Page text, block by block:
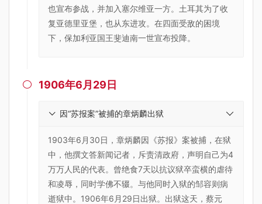
也宣布参战，并加入塞尔维亚一方。土耳其为了收
复亚德里亚堡，也从东进攻。在四面受敌的困境
下，保加利亚国王斐迪南一世宣布投降。
 1906年6月29日
因“苏报案”被捕的章炳麟出狱
1903年6月30日，章炳麟因《苏报》案被捕，在狱
中，他撰文答新闻记者，斥责清政府，声明自己为4
万万人民的代表。曾绝食7天以抗议狱卒蛮横的虐待
和凌辱，同时学佛不辍。与他同时入狱的邹容则病
逝狱中。1906年6月29日出狱。出狱这天，蔡元